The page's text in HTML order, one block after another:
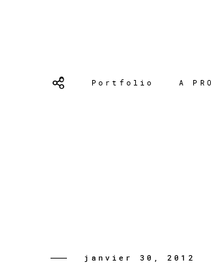
Portfolio A
janvier 30, 2012